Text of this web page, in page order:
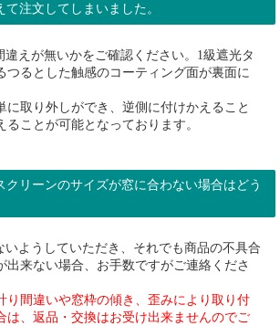
注文してしまいました。
違えが無いかをご確認ください。1級遮光タ
つるとした触感のコーティング面が裏面に
に取り外しができ、逆側に付けかえること
ることが可能となっております。
クリーンのサイズが窓に合わない場合はどう
いようしていただき、それでも商品の不具合
出来ない場合、お手数ですがご連絡くださ
り間違いや窓枠の傾き、歪みにより取り付
は、返品・交換はお受け出来ませんのでご